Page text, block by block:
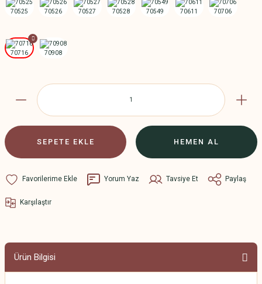
SEPETE EKLE HEMEN AL
Yorum Yaz Tavsiye Et Paylaş
Karşılaştır
Ürün Bilgisi